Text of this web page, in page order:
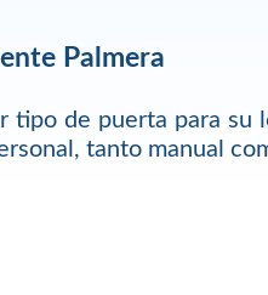
Palmera
tipo de puerta para su
tanto manual